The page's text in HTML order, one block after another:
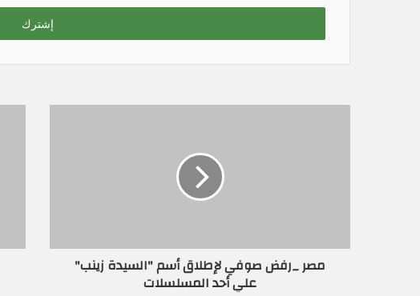
خ
ب
ك
نمصر _رفض صوفي لإطلاق أسم "السيدة زينب"
علي أحد المسلسلات